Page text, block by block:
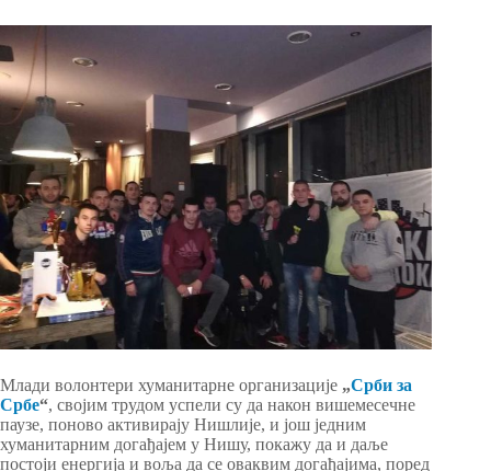
Млади волонтери хуманитарне организације „Срби за
Србе“, својим трудом успели су да након вишемесечне
паузе, поново активирају Нишлије, и још једним
хуманитарним догађајем у Нишу, покажу да и даље
постоји енергија и воља да се оваквим догађајима, поред